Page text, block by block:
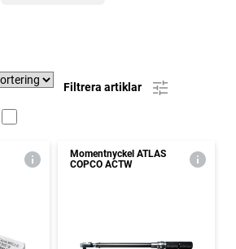
Filtrera artiklar
Momentnyckel ATLAS
COPCO ACTW